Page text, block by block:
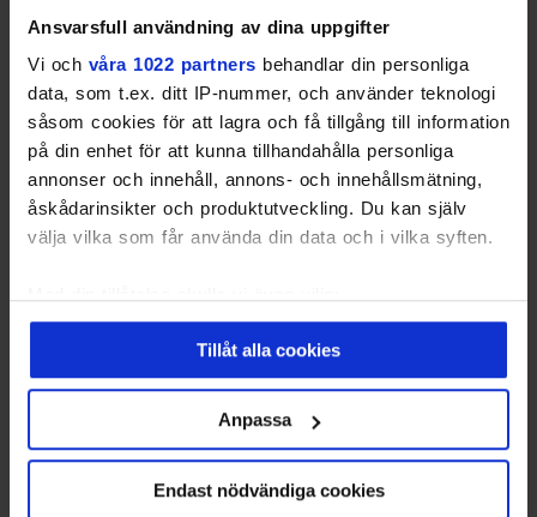
Ansvarsfull användning av dina uppgifter
Vi och våra 1022 partners behandlar din personliga
data, som t.ex. ditt IP-nummer, och använder teknologi
såsom cookies för att lagra och få tillgång till information
på din enhet för att kunna tillhandahålla personliga
annonser och innehåll, annons- och innehållsmätning,
åskådarinsikter och produktutveckling. Du kan själv
välja vilka som får använda din data och i vilka syften.
Samla in information om din geografiska plats
som kan ha en noggrannhet på upp till flera meter
Identifiera din enhet genom att aktivt skanna den
för specifika kännetecken (fingeravtryck)
Ta reda på mer om hur dina personliga uppgifter
. Du kan ändra eller dra tillbaka ditt
Tillåt alla cookies
Anpassa
Endast nödvändiga cookies
Fulde navn
Telefon(Valgfri)
Virksomhedsnavn